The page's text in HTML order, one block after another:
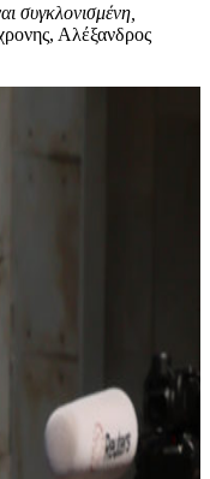
συγκλονισμένη,
Αλέξανδρος